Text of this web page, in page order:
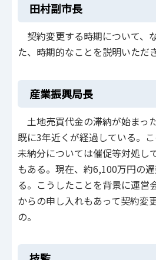
田村副市長
契約変更する時期について、
た、時期的なことを説明いただ
産業振興局長
土地売買代金の滞納が始まっ
既に3年近くが経過している。
未納分については催促等対処し
もある。現在、約6,100万円の
る。こうしたことを背景に運営
からの申し入れもあって契約変
の。